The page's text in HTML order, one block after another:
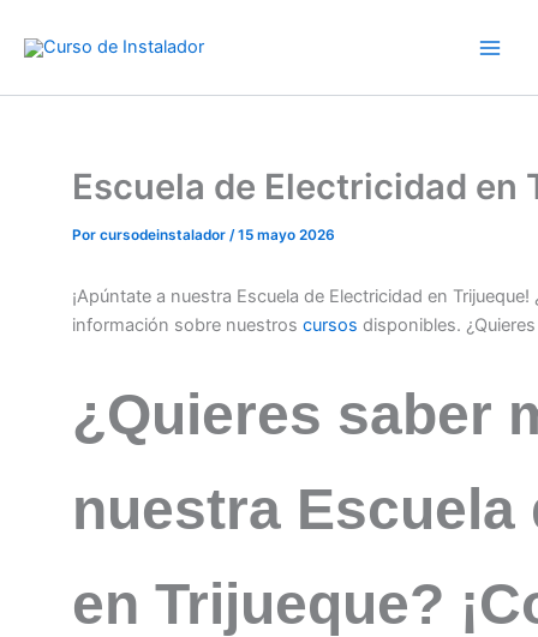
Escuela de Electricidad en
Por cursodeinstalador /15 mayo 2026
¡Apúntate a nuestra Escuela de Electricidad en
información sobre nuestros cursos disponibles.
¿Quieres saber
nuestra
en Trijueque?